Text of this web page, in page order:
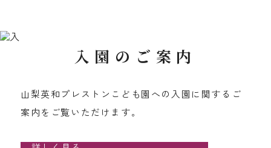
入園のご案内
山梨英和プレストンこども園への入園に関するご
案内をご覧いただけます。